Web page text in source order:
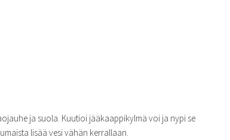
ja suola. Kuutioi jääkaappikylmä voi ja nypi se
lisää vesi vähän kerrallaan.